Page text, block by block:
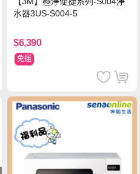
水器3US-S004-5
$6,390
免運